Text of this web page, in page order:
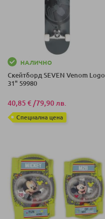
НАЛИЧНО
Скейтборд SEVEN Venom Logo
31" 59980
40,85 € /79,90 лв.
Специална цена